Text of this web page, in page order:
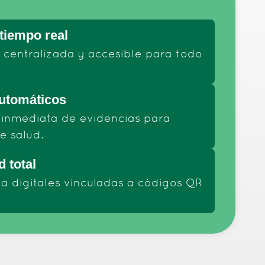
real
centralizada y accesible para todo
de evidencias para
salud.
total
digitales vinculadas a códigos QR